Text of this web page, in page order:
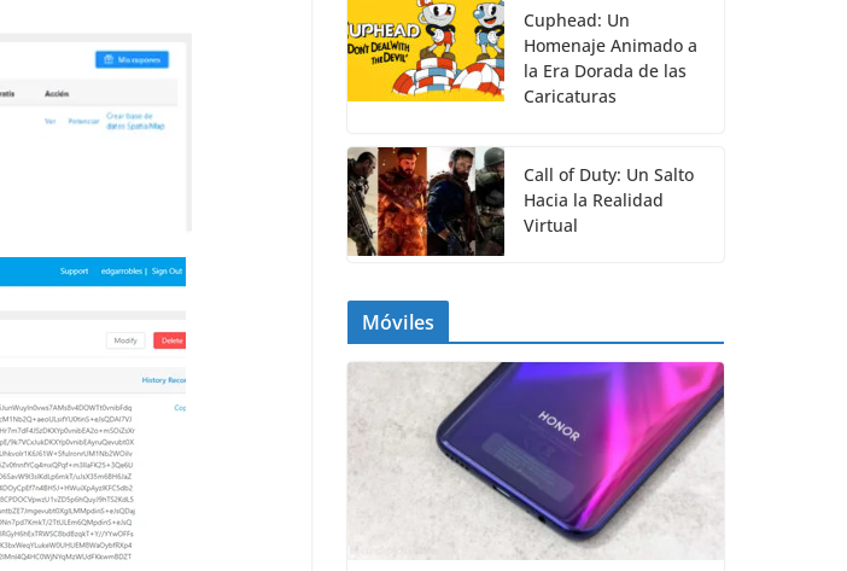
Cuphead: Un
Homenaje Animado a
la Era Dorada de las
Caricaturas
Call of Duty: Un Salto
Hacia la Realidad
Virtual
Móviles